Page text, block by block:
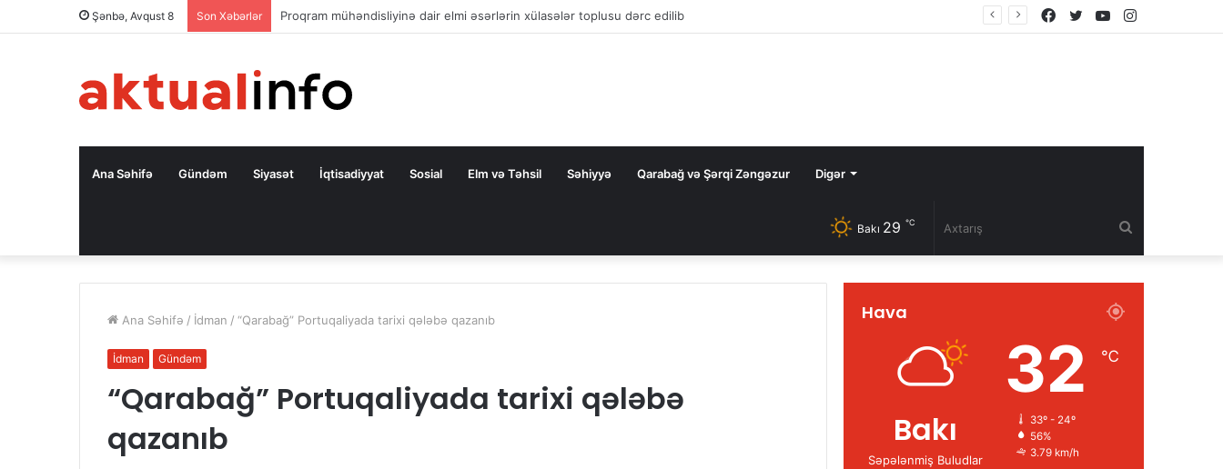
Şənbə, Avqust 8 Son Xəbərlər Səfir: Azərbaycan Omanla nəqliyyat əməkdaşlığını dərinləşdirməyə hazırdır YouTube
Twitter
Facebook
Ana Səhifə Gündəm Siyasət İqtisadiyyat Sosial Elm və Təhsil Səhiyyə Qarabağ və Şərqi Zəngəzur Digər
Bakı 29 ℃
Ana Səhifə / İdman / “Qarabağ” Portuqaliyada tarixi qələbə qazanıb
İdman Gündəm
“Qarabağ” Portuqaliyada tarixi qələbə
qazanıb
Hava
Bakı
Səpələnmiş Buludlar
32 ℃
33º - 24º
56%
3.79 km/h